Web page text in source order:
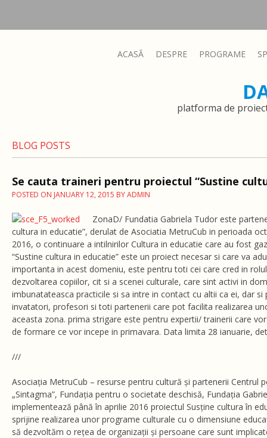
ACASĂ DESPRE PROGRAME
platforma de
BLOG POSTS
Se cauta traineri pentru proiectul “Sustine
POSTED ON JANUARY 12, 2015 BYADMIN
ZonaD/ Fundatia Gabriela Tudor este
cultura in educatie”, derulat de Asociatia MetruCub in perioada
2016, o continuare a intilnirilor Cultura in educatie care au fost
“Sustine cultura in educatie” este un proiect necesar si care va
importanta in acest domeniu, este pentru toti cei care cred in
dezvoltarea copiilor, cit si a scenei culturale, care sint activi in
imbunatateasca practicile si sa intre in contact cu altii ca ei, dar si
invatatori, profesori si toti partenerii care pot facilita realizarea
aceasta zona. prima strigare este pentru expertii/ trainerii care
de formare ce vor incepe in primavara. Data limita 28 ianuarie,
///
Asociația MetruCub – resurse pentru cultură și partenerii Centrul
„Sintagma”, Fundația pentru o societate deschisă, Fundația
implementează până în aprilie 2016 proiectul Susține cultura în
sprijine realizarea unor programe culturale cu o dimensiune
să dezvoltăm o rețea de organizații și persoane care sunt